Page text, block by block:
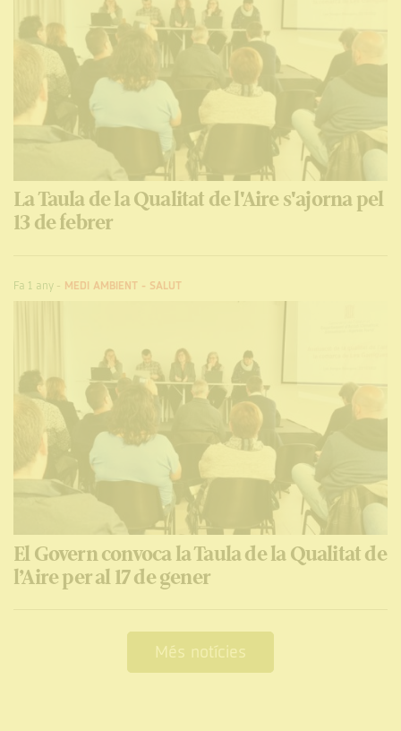
La Taula de la Qualitat de l'Aire s'ajorna pel
13 de febrer
Fa 1 any- MEDI AMBIENT - SALUT
El Govern convoca la Taula de la Qualitat de
l’Aire per al 17 de gener
Més notícies